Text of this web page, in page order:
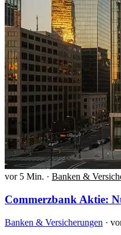
vor 5 Min. · Banken &
Commerzbank Aktie:
Banken & Versicherungen ·